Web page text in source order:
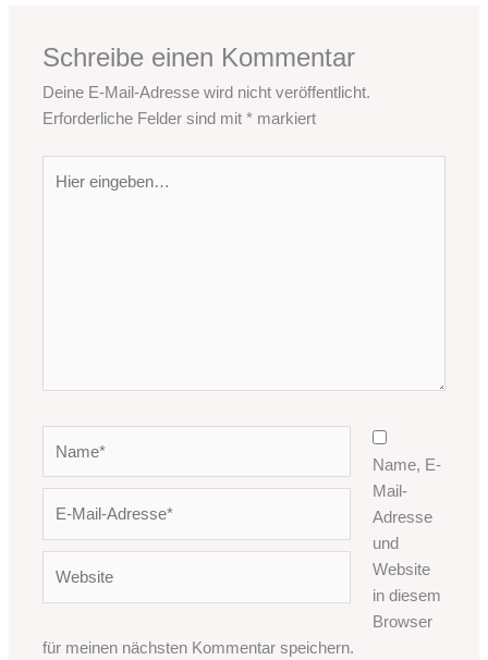
Schreibe einen Kommentar
Deine E-Mail-Adresse wird nicht veröffentlicht.
Erforderliche Felder sind mit* markiert
eingeben…
Adresse*
Name, E-
Mail-
Adresse
und
Website
in diesem
Browser
für meinen nächsten Kommentar speichern.